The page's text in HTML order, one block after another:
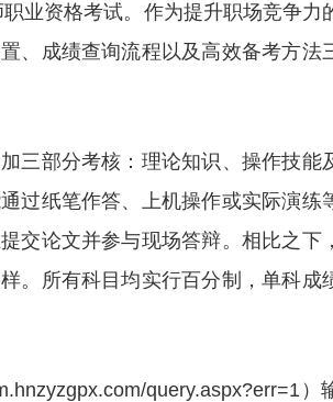
业资格考试。作为提升职场竞争力
、成绩查询流程以及高效备考方法
三部分考核：理论知识、操作技能
过纸笔作答、上机操作或实际演练
交论文并参与现场答辩。相比之下
。所有科目均实行百分制，单科成
query.aspx?err=1）